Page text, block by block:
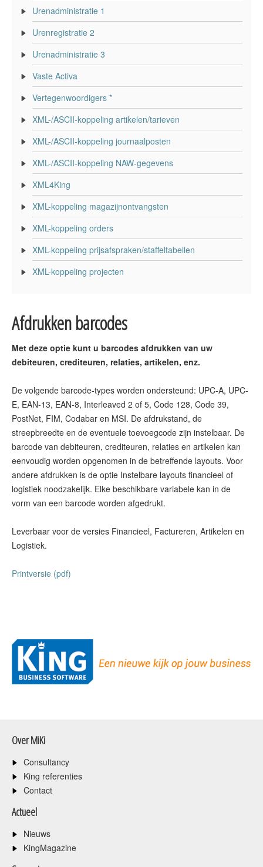
Urenadministratie 1
Urenregistratie 2
Urenadministratie 3
Vaste Activa
Vertegenwoordigers *
XML-/ASCII-koppeling artikelen/tarieven
XML-/ASCII-koppeling journaalposten
XML-/ASCII-koppeling NAW-gegevens
XML4King
XML-koppeling magazijnontvangsten
XML-koppeling orders
XML-koppeling prijsafspraken/staffeltabellen
XML-koppeling projecten
Afdrukken barcodes
Met deze optie kunt u barcodes afdrukken van uw
debiteuren, crediteuren, relaties, artikelen, enz.
De volgende barcode-types worden ondersteund: UPC-A, UPC-
E, EAN-13, EAN-8, Interleaved 2 of 5, Code 128, Code 39,
PostNet, FIM, Codabar en MSI. De afdrukstand, de
streepbreedte en de eventuele toevoegcode zijn instelbaar. De
barcode van debiteuren, crediteuren, relaties en artikelen kan
eenvoudig worden opgenomen in de betreffende layouts. Voor
andere afdrukken is de optie Instelbare layouts financieel of
logistiek noodzakelijk. Elke beschikbare variabele kan in de
vorm van een barcode worden afgedrukt.
Leverbaar voor de versies Financieel, Factureren, Artikelen en
Logistiek.
Printversie (pdf)
Over MiKi
Consultancy
King referenties
Contact
Actueel
Nieuws
KingMagazine